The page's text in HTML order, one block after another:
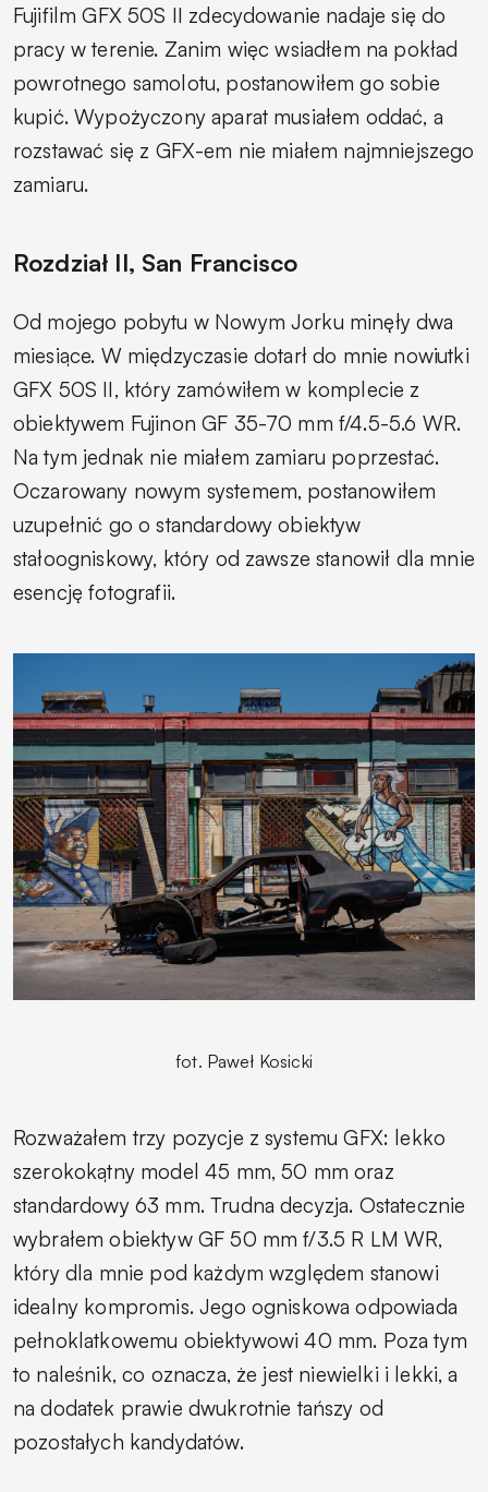
Fujifilm GFX 50S II zdecydowanie nadaje się do
pracy w terenie. Zanim więc wsiadłem na pokład
powrotnego samolotu, postanowiłem go sobie
kupić. Wypożyczony aparat musiałem oddać, a
rozstawać się z GFX-em nie miałem najmniejszego
zamiaru.
Rozdział II, San Francisco
Od mojego pobytu w Nowym Jorku minęły dwa
miesiące. W międzyczasie dotarł do mnie nowiutki
GFX 50S II, który zamówiłem w komplecie z
obiektywem Fujinon GF 35-70 mm f/4.5-5.6 WR.
Na tym jednak nie miałem zamiaru poprzestać.
Oczarowany nowym systemem, postanowiłem
uzupełnić go o standardowy obiektyw
stałoogniskowy, który od zawsze stanowił dla mnie
esencję fotografii.
fot. Paweł Kosicki
Rozważałem trzy pozycje z systemu GFX: lekko
szerokokątny model 45 mm, 50 mm oraz
standardowy 63 mm. Trudna decyzja. Ostatecznie
wybrałem obiektyw GF 50 mm f/3.5 R LM WR,
który dla mnie pod każdym względem stanowi
idealny kompromis. Jego ogniskowa odpowiada
pełnoklatkowemu obiektywowi 40 mm. Poza tym
to naleśnik, co oznacza, że jest niewielki i lekki, a
na dodatek prawie dwukrotnie tańszy od
pozostałych kandydatów.